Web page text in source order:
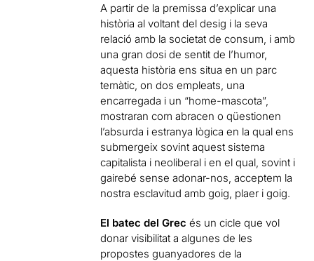
A partir de la premissa d’explicar una
història al voltant del desig i la seva
relació amb la societat de consum, i amb
una gran dosi de sentit de l’humor,
aquesta història ens situa en un parc
temàtic, on dos empleats, una
encarregada i un “home-mascota”,
mostraran com abracen o qüestionen
l’absurda i estranya lògica en la qual ens
submergeix sovint aquest sistema
capitalista i neoliberal i en el qual, sovint i
gairebé sense adonar-nos, acceptem la
nostra esclavitud amb goig, plaer i goig.
El batec del Grec és un cicle que vol
donar visibilitat a algunes de les
propostes guanyadores de la